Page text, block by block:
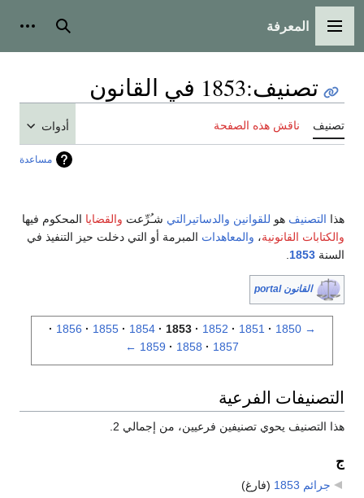
القائمة الرئيسية
المعرفة بحث
تصنيف:1853 في القانون
تصنيف ناقش هذه الصفحة أدوات
مساعدة
هذا التصنيف هو للقوانين والدساتيرالتي شـُرِّعت والقضايا المحكوم فيها
والكتابات القانونية، والمعاهدات المبرمة أو التي دخلت حيز التنفيذ في
السنة 1853
القانون portal
→
1850
1851
1852
1853
1854
1855
1856
1857
1858
1859
←
التصنيفات الفرعية
هذا التصنيف يحوي تصنيفين فرعيين، من إجمالي 2.
ج
جرائم 1853 (فارغ)